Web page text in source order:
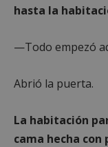
hasta la
—Todo empezó
Abrió la puerta.
La habitación
cama hecha